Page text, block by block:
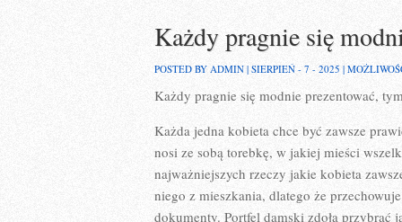
Każdy pragnie się
POSTED BY ADMIN | SIERPIEŃ - 7 - 2025 |
Każdy pragnie się modnie prezentować,
Każda jedna kobieta chce być zawsze
nosi ze sobą torebkę, w jakiej mieści
najważniejszych rzeczy jakie kobieta
niego z mieszkania, dlatego że
dokumenty. Portfel damski zdoła